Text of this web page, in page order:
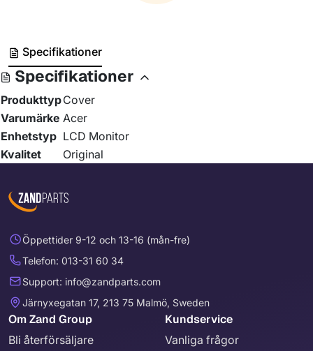
Specifikationer
Specifikationer
ProdukttypCover
Varumärke Acer
Enhetstyp LCD Monitor
Kvalitet
Original
Öppettider 9-12 och 13-16 (mån-fre)
Telefon: 013-31 60 34
Support: info@zandparts.com
Järnyxegatan 17, 213 75 Malmö, Sweden
Om Zand Group
Bli återförsäljare
Kundservice
Vanliga frågor